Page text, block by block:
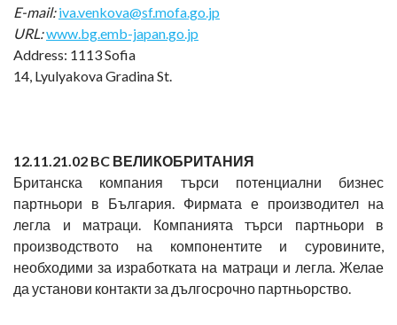
E-mail: iva.venkova@sf.mofa.go.jp
URL:www.bg.emb-japan.go.jp
Address: 1113 Sofia
14, Lyulyakova Gradina St.
12.11.21.02 BC ВЕЛИКОБРИТАНИЯ
Британска компания търси потенциални бизнес
партньори в България. Фирмата е производител на
легла и матраци. Компанията търси партньори в
производството на компонентите и суровините,
необходими за изработката на матраци и легла. Желае
да установи контакти за дългосрочно партньорство.